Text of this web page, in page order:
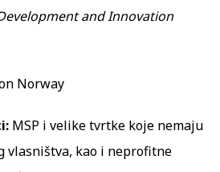
and Innovation
Norway
MSP i velike tvrtke koje nemaju
vlasništva, kao i neprofitne